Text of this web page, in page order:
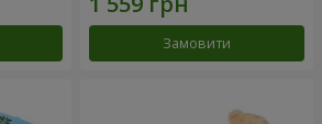
Замовити